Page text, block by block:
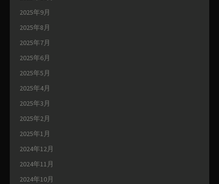
2025年9月
2025年8月
2025年7月
2025年6月
2025年5月
2025年4月
2025年3月
2025年2月
2025年1月
2024年12月
2024年11月
2024年10月